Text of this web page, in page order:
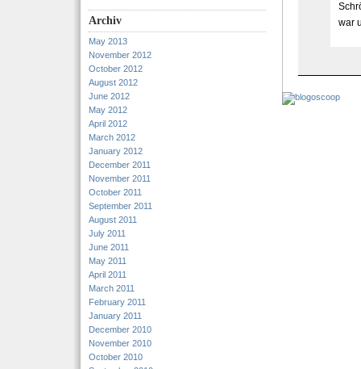
Archiv
May 2013
November 2012
October 2012
August 2012
June 2012
May 2012
April 2012
March 2012
January 2012
December 2011
November 2011
October 2011
September 2011
August 2011
July 2011
June 2011
May 2011
April 2011
March 2011
February 2011
January 2011
December 2010
November 2010
October 2010
war